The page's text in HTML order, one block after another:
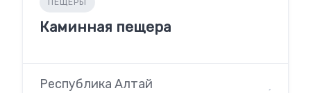
ПЕЩЕРЫ
Каминная пещера
Республика Алтай